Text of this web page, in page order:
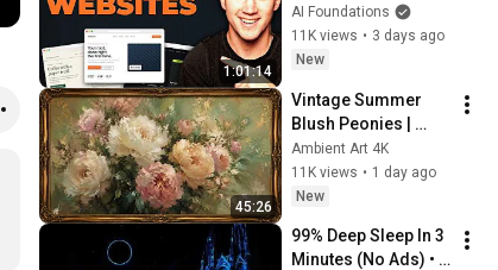
1:01:14
Claude Code! (Full
Guide)
AI Foundations
11K views • 3 days ago
New
45:26
Vintage Summer
Blush Peonies |
Floral Oil Painting |
Frame TV Art 4K
Screensaver
Ambient Art 4K
11K views • 1 day ago
New
99% Deep Sleep In 3
Minutes (No Ads) •